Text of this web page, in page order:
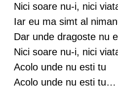
Nici soare nu-i, nici
Iar eu ma simt al
Dar unde dragoste nu
Nici soare nu-i, nici
Acolo unde nu esti tu
Acolo unde nu esti tu…